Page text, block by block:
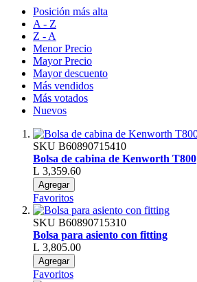
Posición más alta
A - Z
Z - A
Menor Precio
Mayor Precio
Mayor descuento
Más vendidos
Más votados
Nuevos
SKU B60890715410
Bolsa de cabina de Kenworth T800
L 3,359.60
Agregar
Favoritos
SKU B60890715310
Bolsa para asiento con fitting
L 3,805.00
Agregar
Favoritos